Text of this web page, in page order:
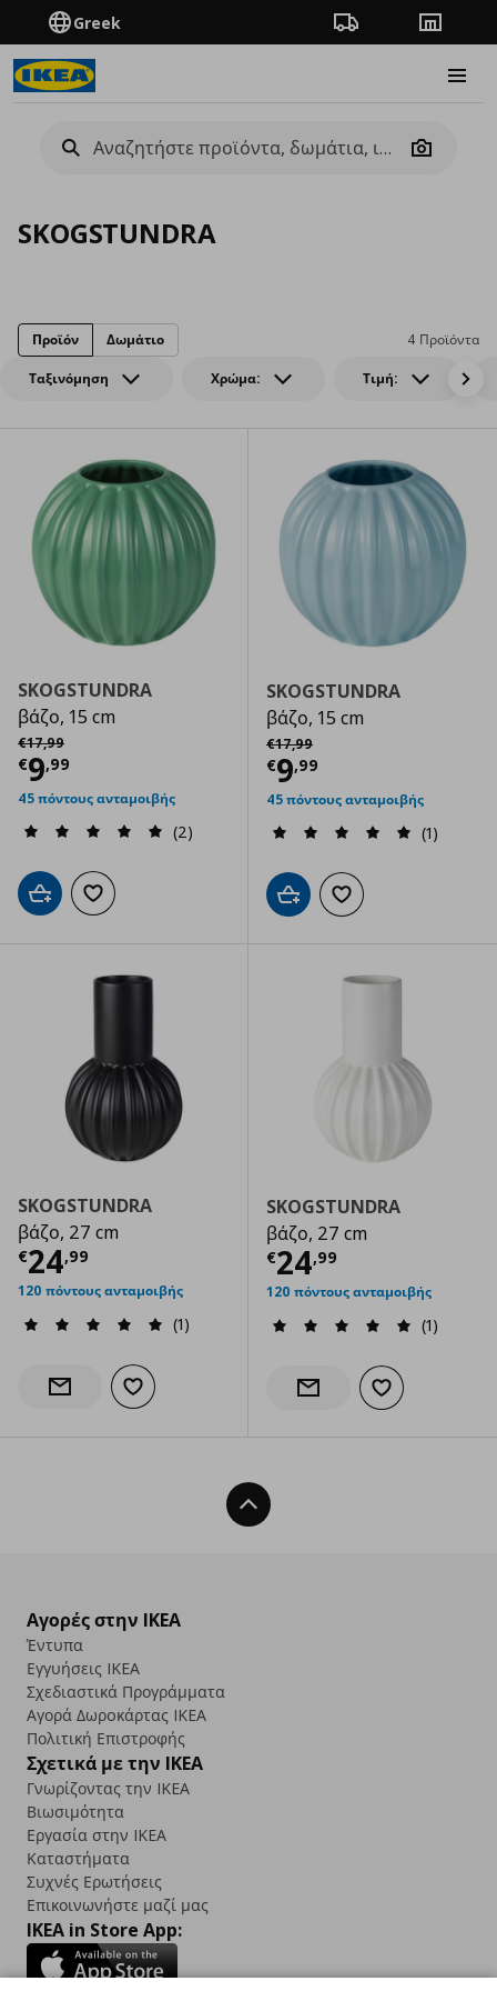
Greek Πορεία παραγγελίας
Camera
SKOGSTUNDRA
Ταξινόμηση Χρώμα: Τιμή:
4 Προϊόντα
Προϊόν Δωμάτιο
SKOGSTUNDRA
βάζο, 15 cm
€17,99
Αρχική τιμή
€9,99
Τρέχουσα τιμή € 9,99
45 πόντους ανταμοιβής
(2)
Προσθήκη στο καλάθι
Προσθήκη στα αγαπημένα
SKOGSTUNDRA
βάζο, 15 cm
€17,99
Αρχική τιμή
€9,99
Τρέχουσα
45 πόντους ανταμοιβής
(1)
Προσθήκη στο καλάθι
Προσθήκη στα
SKOGSTUNDRA
βάζο, 27 cm
€24,99
Τρέχουσα τιμή € 24,99
120 πόντους ανταμοιβής
(1)
Ενημέρωση διαθεσιμότητας
Προσθήκη στα αγαπημένα
SKOGSTUNDRA
βάζο, 27 cm
€24,99
Τρέχουσα
120 πόντους ανταμοιβής
(1)
Ενημέρωση διαθεσιμότητας
Προσθήκη στα
Back To Top
Αγορές στην IKEA
Έντυπα
Εγγυήσεις IKEA
Σχεδιαστικά Προγράμματα
Αγορά Δωρoκάρτας IKEA
Πολιτική Επιστροφής
Σχετικά με την IKEA
Γνωρίζοντας την IKEA
Βιωσιμότητα
Εργασία στην IKEA
Καταστήματα
Συχνές Ερωτήσεις
Επικοινωνήστε μαζί μας
IKEA in Store App: